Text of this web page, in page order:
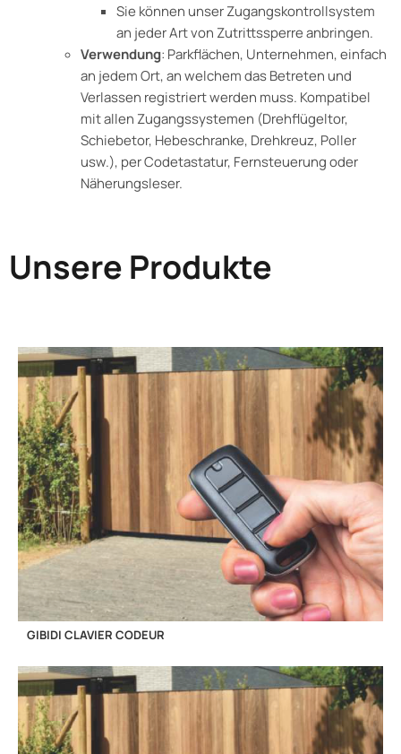
Sie können unser Zugangskontrollsystem
an jeder Art von Zutrittssperre anbringen.
Verwendung: Parkflächen, Unternehmen, einfach
an jedem Ort, an welchem das Betreten und
Verlassen registriert werden muss. Kompatibel
mit allen Zugangssystemen (Drehflügeltor,
Schiebetor, Hebeschranke, Drehkreuz, Poller
usw.), per Codetastatur, Fernsteuerung oder
Näherungsleser.
Unsere Produkte
GIBIDI CLAVIER CODEUR